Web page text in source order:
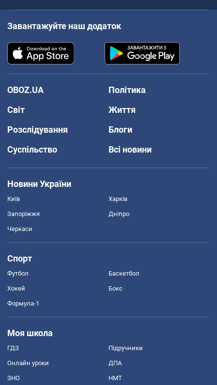
Завантажуйте наш додаток
OBOZ.UA
Політика
Світ
Життя
Розслідування
Блоги
Суспільство
Всі новини
Новини України
Київ Харків
Запоріжжя Дніпро
Черкаси
Спорт
Футбол Баскетбол
Хокей Бокс
Формула-1
Моя школа
ГДЗ Підручники
Онлайн уроки ДПА
ЗНО НМТ